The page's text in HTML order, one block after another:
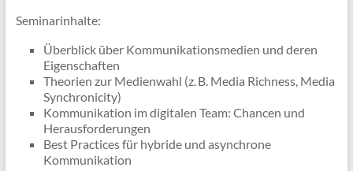
Seminarinhalte:
Überblick über Kommunikationsmedien und deren
Eigenschaften
Theorien zur Medienwahl (z. B. Media Richness, Media
Synchronicity)
Kommunikation im digitalen Team: Chancen und
Herausforderungen
Best Practices für hybride und asynchrone
Kommunikation